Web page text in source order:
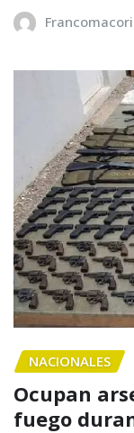
NACIONALES
Ocupan
fuego